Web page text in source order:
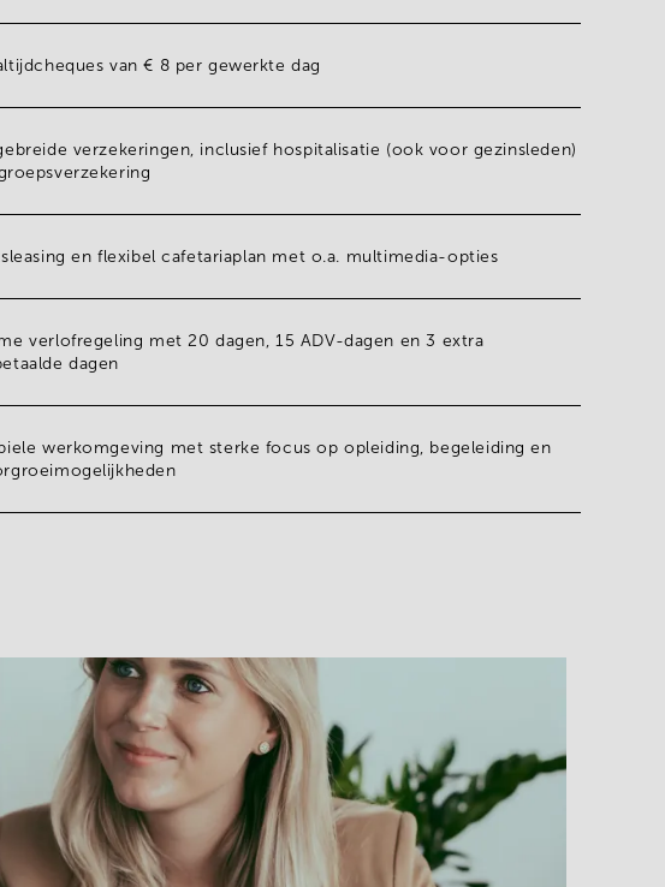
van€ 8 per gewerkte dag
verzekeringen, inclusief hospitalisatie (ook voor gezinsleden)
enflexibel cafetariaplan met o.a. multimedia-opties
verlofregeling met20 dagen, 15 ADV-dagen en3 extra
dagen
werkomgeving met sterke focus op opleiding, begeleiding en